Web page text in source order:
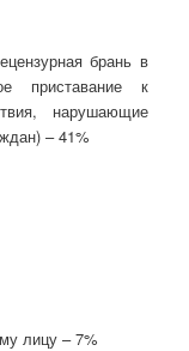
брань в
приставание к
нарушающие
– 41%
лицу – 7%